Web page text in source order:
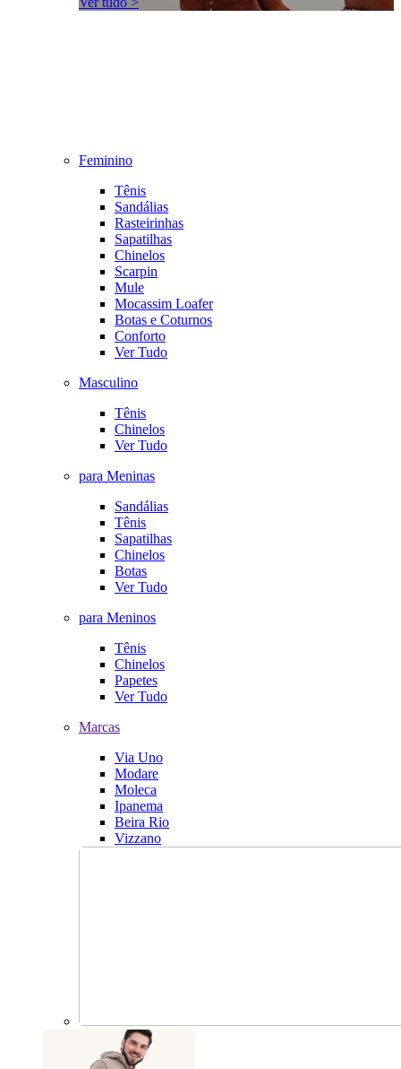
Feminino
Tênis
Sandálias
Rasteirinhas
Sapatilhas
Chinelos
Scarpin
Mule
Mocassim Loafer
Botas e Coturnos
Conforto
Ver Tudo
Masculino
Tênis
Chinelos
Ver Tudo
para Meninas
Sandálias
Tênis
Sapatilhas
Chinelos
Botas
Ver Tudo
para Meninos
Tênis
Chinelos
Papetes
Ver Tudo
Marcas
Via Uno
Modare
Moleca
Ipanema
Beira Rio
Vizzano